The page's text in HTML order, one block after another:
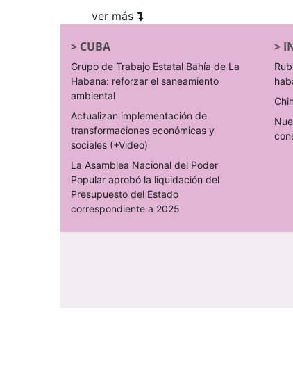
ver más
> CUBA
Grupo de Trabajo Estatal Bahía de La
Habana: reforzar el saneamiento
ambiental
Actualizan implementación de
transformaciones económicas y
sociales (+Video)
La Asamblea Nacional del Poder
Popular aprobó la liquidación del
Presupuesto del Estado
correspondiente a 2025
>